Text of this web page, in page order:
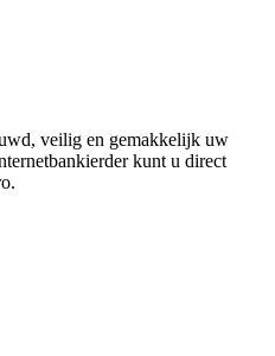
veilig en gemakkelijk uw
kunt u direct